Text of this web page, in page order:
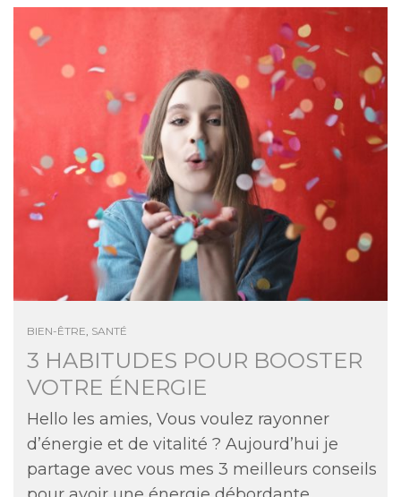
BIEN-ÊTRE, SANTÉ
3 HABITUDES POUR BOOSTER
VOTRE ÉNERGIE
Hello les amies, Vous voulez rayonner
d’énergie et de vitalité ? Aujourd’hui je
partage avec vous mes 3 meilleurs conseils